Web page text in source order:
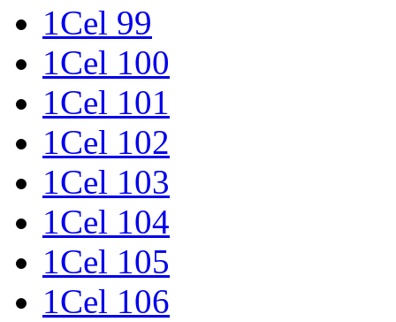
1Cel 99
1Cel 100
1Cel 101
1Cel 102
1Cel 103
1Cel 104
1Cel 105
1Cel 106